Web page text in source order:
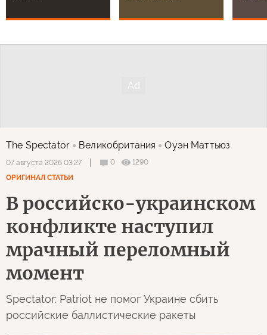
The Spectator Великобритания Оуэн Маттьюз
07 августа 2026 03:27 0
1290
ОРИГИНАЛ СТАТЬИ
В российско-украинском
конфликте наступил
мрачный переломный
момент
Spectator: Patriot не помог Украине сбить
российские баллистические ракеты